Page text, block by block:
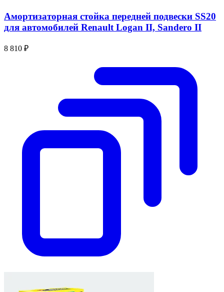
Амортизаторная стойка передней подвески SS20
для автомобилей Renault Logan II, Sandero II
8 810 ₽